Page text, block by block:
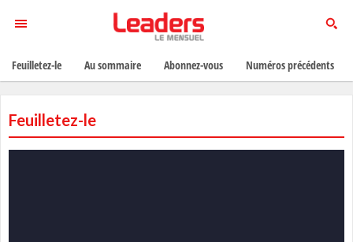
Feuilletez-le
Feuilletez-le Au sommaire Abonnez-vous Numéros précédents